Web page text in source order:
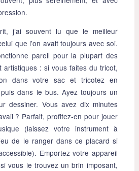
j’ai souvent lu que le meilleur
que l’on avait toujours avec soi.
pareil pour la plupart des
artistiques : si vous faites du tricot,
dans votre sac et tricotez en
dans le bus. Ayez toujours un
dessiner. Vous avez dix minutes
? Parfait, profitez-en pour jouer
(laissez votre instrument à
de le ranger dans ce placard si
Emportez votre appareil
vous le trouvez un brin imposant,